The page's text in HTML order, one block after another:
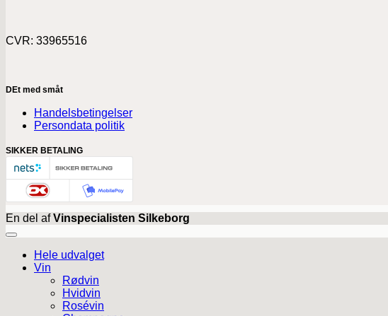
CVR: 33965516
DEt med småt
Handelsbetingelser
Persondata politik
SIKKER BETALING
En del afVinspecialisten Silkeborg
Hele udvalget
Vin
Rødvin
Hvidvin
Rosévin